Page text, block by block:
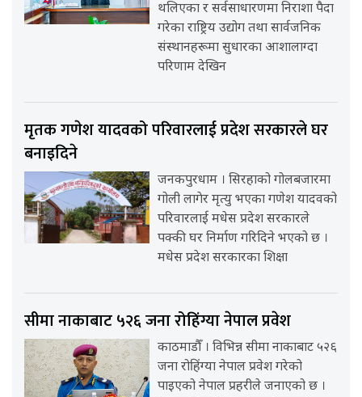
थलिएका र सर्वसाधारणमा निराशा पैदा
गरेका राष्ट्रिय उद्योग तथा सार्वजनिक
संस्थानहरूमा सुधारका आशालाग्दा
परिणाम देखिन
मृतक गणेश यादवको परिवारलाई प्रदेश सरकारले घर
बनाइदिने
जनकपुरधाम । सिरहाको गोलबजारमा
गोली लागेर मृत्यु भएका गणेश यादवको
परिवारलाई मधेस प्रदेश सरकारले
पक्की घर निर्माण गरिदिने भएको छ ।
मधेस प्रदेश सरकारका शिक्षा
सीमा नाकाबाट ५२६ जना रोहिंग्या नेपाल प्रवेश
काठमाडौँ । विभिन्न सीमा नाकाबाट ५२६
जना रोहिंग्या नेपाल प्रवेश गरेको
पाइएको नेपाल प्रहरीले जनाएको छ ।